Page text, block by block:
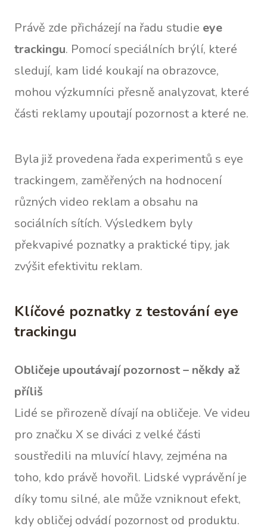
Právě zde přicházejí na řadu studie eye
trackingu. Pomocí speciálních brýlí, které
sledují, kam lidé koukají na obrazovce,
mohou výzkumníci přesně analyzovat, které
části reklamy upoutají pozornost a které ne.
Byla již provedena řada experimentů s eye
trackingem, zaměřených na hodnocení
různých video reklam a obsahu na
sociálních sítích. Výsledkem byly
překvapivé poznatky a praktické tipy, jak
zvýšit efektivitu reklam.
Klíčové poznatky z testování eye
trackingu
Obličeje upoutávají pozornost – někdy až
příliš
Lidé se přirozeně dívají na obličeje. Ve videu
pro značku X se diváci z velké části
soustředili na mluvící hlavy, zejména na
toho, kdo právě hovořil. Lidské vyprávění je
díky tomu silné, ale může vzniknout efekt,
kdy obličej odvádí pozornost od produktu.